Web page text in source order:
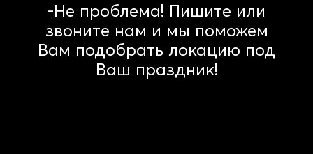
-Не проблема! Пишите или
звоните нам и мы поможем
Вам подобрать локацию под
Ваш праздник!